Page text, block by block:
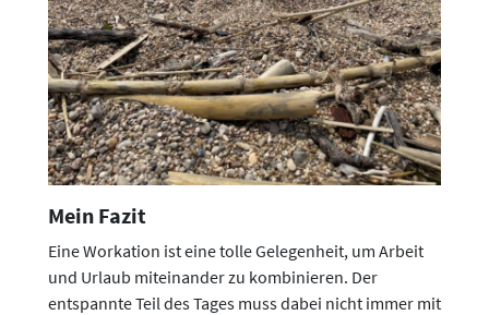
Mein Fazit
Eine Workation ist eine tolle Gelegenheit, um Arbeit
und Urlaub miteinander zu kombinieren. Der
entspannte Teil des Tages muss dabei nicht immer mit